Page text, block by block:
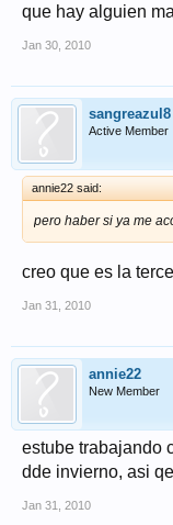
que hay alguien
Jan 30, 2010
sangreazul8
Active Member
annie22 said:
pero haber si ya me
creo que es la
Jan 31, 2010
annie22
New Member
estube trabajando
dde invierno, asi
Jan 31, 2010